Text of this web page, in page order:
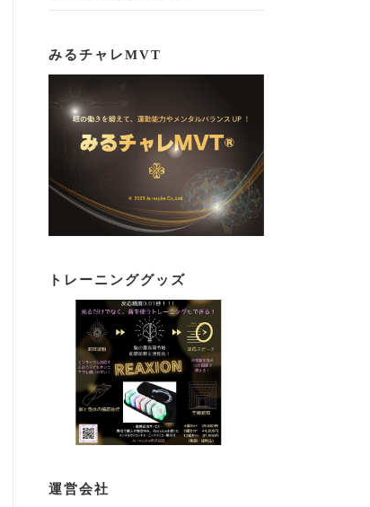
みるチャレMVT
トレーニンググッズ
運営会社